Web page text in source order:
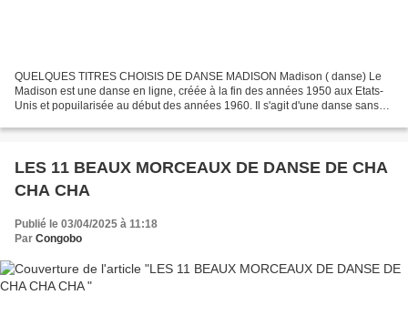
QUELQUES TITRES CHOISIS DE DANSE MADISON Madison ( danse) Le
Madison est une danse en ligne, créée à la fin des années 1950 aux Etats-
Unis et popuilarisée au début des années 1960. Il s'agit d'une danse sans
LES 11 BEAUX MORCEAUX DE DANSE DE CHA
CHA CHA
Publié le 03/04/2025 à 11:18
Par Congobo